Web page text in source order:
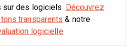
sur des logiciels. Découvrez
transparents & notre
logicielle.